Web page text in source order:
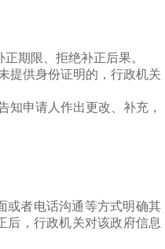
期限、拒绝补正后果。
提供身份证明的，行政机关
知申请人作出更改、补充，
或者电话沟通等方式明确其
后，行政机关对该政府信息